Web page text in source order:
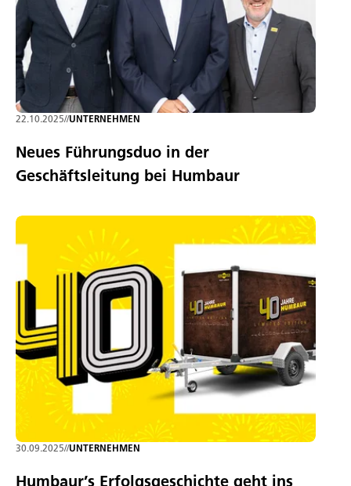
22.10.2025//UNTERNEHMEN
Neues Führungsduo in der
Geschäftsleitung bei Humbaur
30.09.2025//UNTERNEHMEN
Humbaur’s Erfolgsgeschichte geht ins